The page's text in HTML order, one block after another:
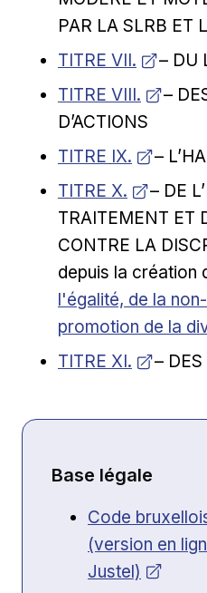
PAR LA SLRB ET
Ouvrir dans une
TITRE VII.
– DU
Ouvrir dans une
TITRE VIII.
–
D’ACTIONS
Ouvrir dans une
TITRE IX.
–
Ouvrir dans une
TITRE X.
– DE
TRAITEMENT ET
CONTRE LA
depuis la création
l'égalité, de la
promotion de la
Ouvrir dans une
TITRE XI. – DES
Base légale
Ouvrir dans
Code
(version en
Justel)